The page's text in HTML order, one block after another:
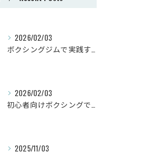
2026/02/03
ボクシングジムで実践する筋肥大トレーニング術
2026/02/03
初心者向けボクシングでシェイプアップ運動メニュー
2025/11/03